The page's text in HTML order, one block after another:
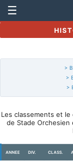
☰
>
>
>
Les classements et
de Stade Orchesien
ANNEE DIV. CLASS.